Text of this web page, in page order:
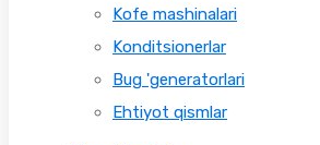
Kofe mashinalari
Konditsionerlar
Bug 'generatorlari
Ehtiyot qismlar